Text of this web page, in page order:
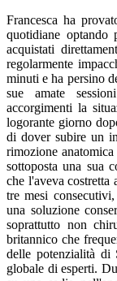
Francesca ha
quotidiane optando
acquistati
regolarmente
minuti e ha persino
sue amate
accorgimenti la
logorante giorno
di dover subire un
rimozione
sottoposta una sua
che l'aveva costretta
tre mesi
una soluzione
soprattutto non
britannico che
delle potenzialità di
globale di esperti.